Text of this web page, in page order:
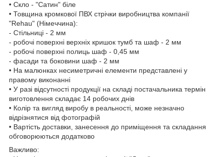
• Скло - "Сатин" біле
• Товщина кромкової ПВХ стрічки виробництва компанії
"Rehau" (Німеччина):
- Стільниці - 2 мм
- робочі поверхні верхніх кришок тумб та шаф - 2 мм
- робочі поверхні полиць шаф - 0,45 мм
- фасади та боковини шаф - 2 мм
• На малюнках несиметричні елементи представлені у
правому виконанні
• У разі відсутності продукції на складі постачальника термін
виготовлення складає 14 робочих днів
• Колір та вигляд виробу в реальності, може незначно
відрізнятися від фотографій
• Вартість доставки, занесення до приміщення та складання
обговорюються додатково
Важливо: